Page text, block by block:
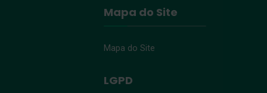
Mapa do Site
Mapa do Site
LGPD